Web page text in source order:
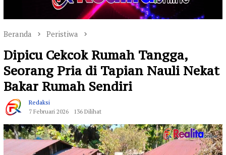
Beranda Peristiwa
Dipicu Cekcok Rumah Tangga,
Seorang Pria di Tapian Nauli Nekat
Bakar Rumah Sendiri
Redaksi
7 Februari 2026
136 Dilihat